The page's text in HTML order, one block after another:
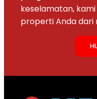
keselamatan,
properti Anda dari